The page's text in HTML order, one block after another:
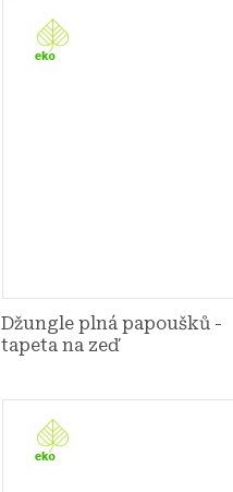
Džungle plná papoušků -
tapeta na zeď